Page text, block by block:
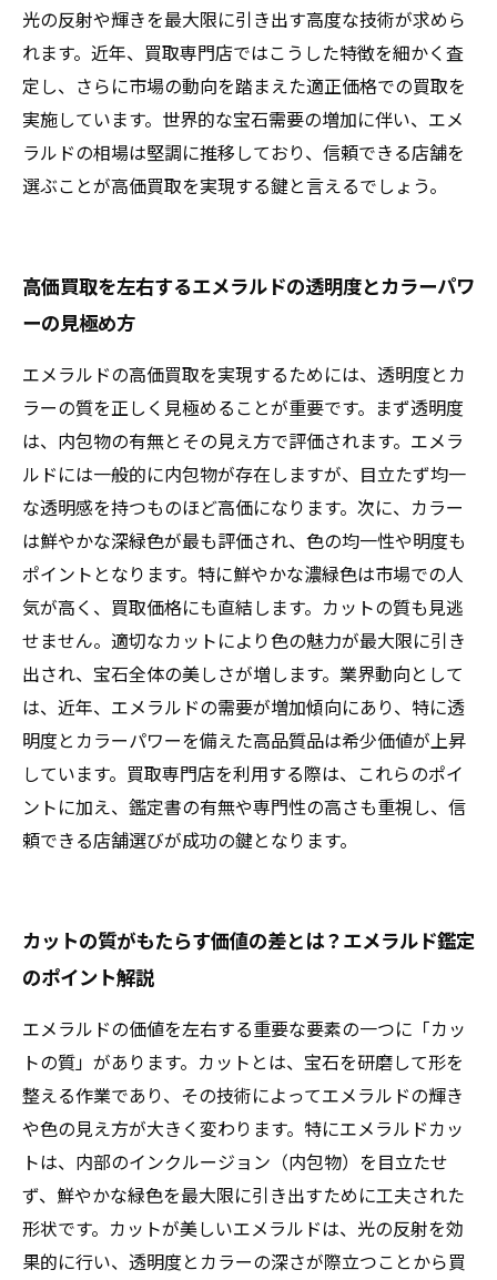
光の反射や輝きを最大限に引き出す高度な技術が求めら
れます。近年、買取専門店ではこうした特徴を細かく査
定し、さらに市場の動向を踏まえた適正価格での買取を
実施しています。世界的な宝石需要の増加に伴い、エメ
ラルドの相場は堅調に推移しており、信頼できる店舗を
選ぶことが高価買取を実現する鍵と言えるでしょう。
高価買取を左右するエメラルドの透明度とカラーパワ
ーの見極め方
エメラルドの高価買取を実現するためには、透明度とカ
ラーの質を正しく見極めることが重要です。まず透明度
は、内包物の有無とその見え方で評価されます。エメラ
ルドには一般的に内包物が存在しますが、目立たず均一
な透明感を持つものほど高価になります。次に、カラー
は鮮やかな深緑色が最も評価され、色の均一性や明度も
ポイントとなります。特に鮮やかな濃緑色は市場での人
気が高く、買取価格にも直結します。カットの質も見逃
せません。適切なカットにより色の魅力が最大限に引き
出され、宝石全体の美しさが増します。業界動向として
は、近年、エメラルドの需要が増加傾向にあり、特に透
明度とカラーパワーを備えた高品質品は希少価値が上昇
しています。買取専門店を利用する際は、これらのポイ
ントに加え、鑑定書の有無や専門性の高さも重視し、信
頼できる店舗選びが成功の鍵となります。
カットの質がもたらす価値の差とは？エメラルド鑑定
のポイント解説
エメラルドの価値を左右する重要な要素の一つに「カッ
トの質」があります。カットとは、宝石を研磨して形を
整える作業であり、その技術によってエメラルドの輝き
や色の見え方が大きく変わります。特にエメラルドカッ
トは、内部のインクルージョン（内包物）を目立たせ
ず、鮮やかな緑色を最大限に引き出すために工夫された
形状です。カットが美しいエメラルドは、光の反射を効
果的に行い、透明度とカラーの深さが際立つことから買